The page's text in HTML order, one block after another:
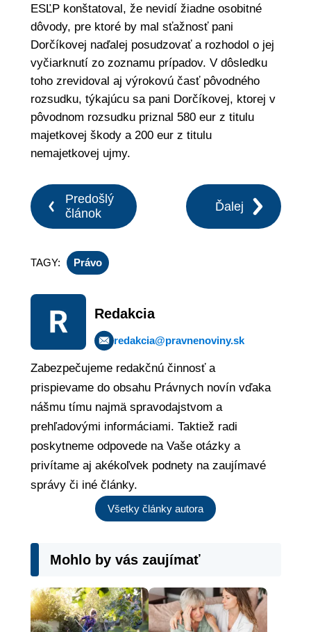
ESĽP konštatoval, že nevidí žiadne osobitné
dôvody, pre ktoré by mal sťažnosť pani
Dorčíkovej naďalej posudzovať a rozhodol o jej
vyčiarknutí zo zoznamu prípadov. V dôsledku
toho zrevidoval aj výrokovú časť pôvodného
rozsudku, týkajúcu sa pani Dorčíkovej, ktorej v
pôvodnom rozsudku priznal 580 eur z titulu
majetkovej škody a 200 eur z titulu
nemajetkovej ujmy.
Predošlý
článok
Ďalej
TAGY: Právo
Redakcia
redakcia@pravnenoviny.sk
Zabezpečujeme redakčnú činnosť a
prispievame do obsahu Právnych novín vďaka
nášmu tímu najmä spravodajstvom a
prehľadovými informáciami. Taktiež radi
poskytneme odpovede na Vaše otázky a
privítame aj akékoľvek podnety na zaujímavé
správy či iné články.
Všetky články autora
Mohlo by vás zaujímať